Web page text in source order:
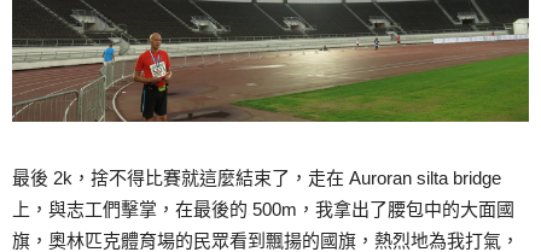
最後 2k，捨不得比賽就這麼結束了，走在 Auroran silta bridge
上，與志工們擊掌，在最後的 500m，我拿出了腰包中的大面國
旗，奧林匹克體育場的民眾看到飄揚的國旗，熱烈地為我打氣，